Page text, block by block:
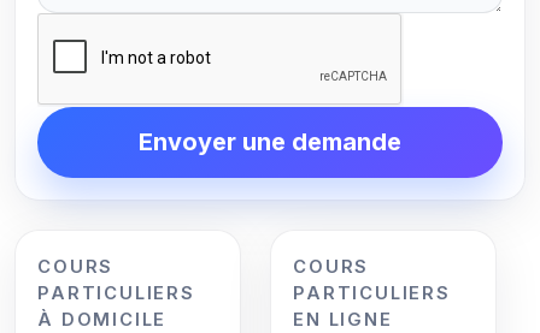
Envoyer une demande
COURS
PARTICULIERS
À DOMICILE
COURS
PARTICULIERS
EN LIGNE